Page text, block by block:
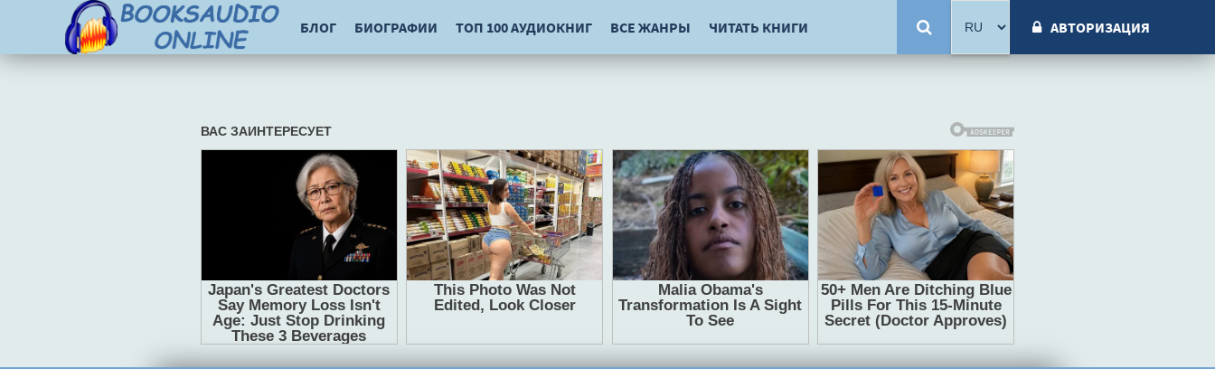
БЛОГ БИОГРАФИИ ТОП 100 АУДИОКНИГ ВСЕ ЖАНРЫ ЧИТАТЬ КНИГИ АВТОРИЗАЦИЯ